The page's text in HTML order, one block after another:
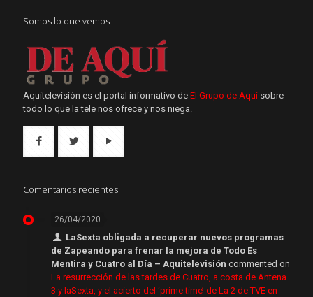
Somos lo que vemos
Aquítelevisión es el portal informativo de El Grupo de Aquí sobre
todo lo que la tele nos ofrece y nos niega.
Comentarios recientes
26/04/2020
LaSexta obligada a recuperar nuevos programas
de Zapeando para frenar la mejora de Todo Es
Mentira y Cuatro al Día – Aquitelevisión commented on
La resurrección de las tardes de Cuatro, a costa de Antena
3 y laSexta, y el acierto del ‘prime time’ de La 2 de TVE en